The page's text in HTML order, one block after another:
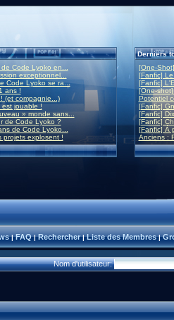
Code Lyoko en...
exceptionnel...
Code Lyoko se ra...
ans !
(et compagnie...)
est jouable !
» monde sans...
de Code Lyoko ?
de Code Lyoko...
projets explosent !
Derniers
[One-
[Fanfic]
[Fanfic]
[One-
Potentiel
[Fanfic]
[Fanfic]
[Fanfic]
[Fanfic] À
Anciens :
|FAQ|Rechercher|Liste des Membres|
Nom d'utilisateur: